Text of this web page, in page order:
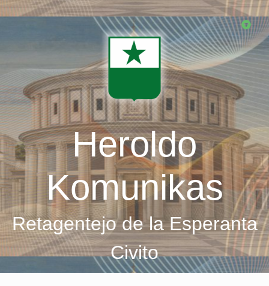
Skip
Heroldo
Komunikas
Retagentejo de la Esperanta
Civito